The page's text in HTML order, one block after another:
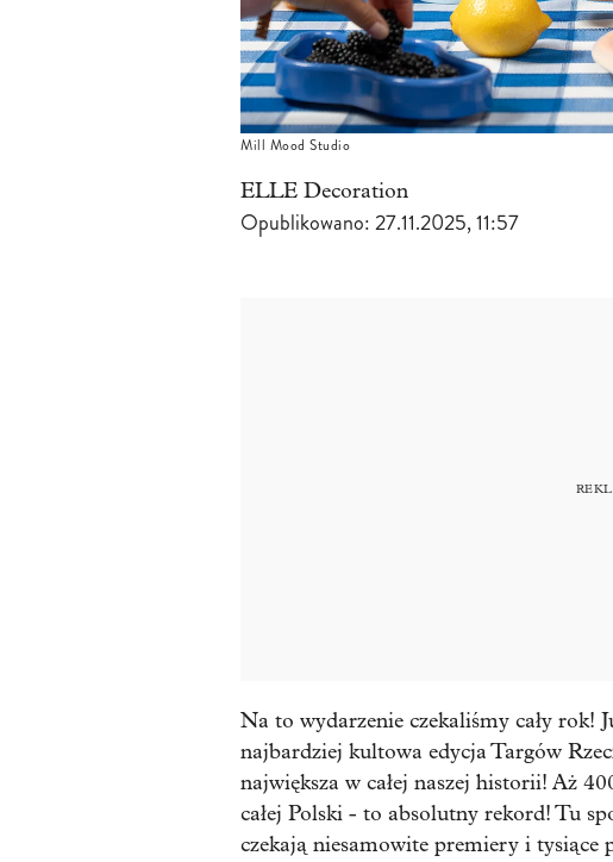
Mill Mood Studio
ELLE Decoration
Opublikowano:27.11.2025, 11:57
Na to wydarzenie czekaliśmy cały rok!
najbardziej kultowa edycja Targów
największa w całej naszej historii! Aż
całej Polski - to absolutny rekord! Tu
czekają niesamowite premiery i tysiące